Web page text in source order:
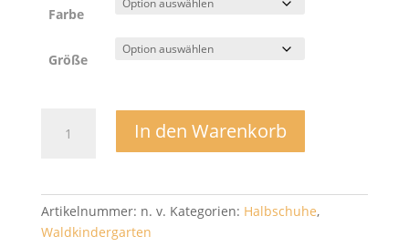
Farbe
Größe
Nino
Menge
In den Warenkorb
Artikelnummer: n. v. Kategorien: Halbschuhe,
Waldkindergarten